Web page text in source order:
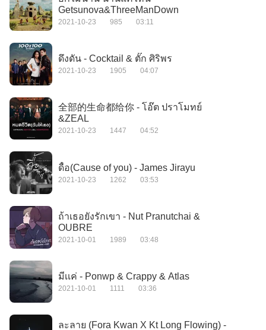
Getsunova&ThreeManDown
2021-10-23 985 03:11
ดึงดัน - Cocktail & ตั๊ก ศิริพร
2021-10-23 1905 04:07
全部的生命都给你 - โอ๊ต ปราโมทย์
&ZEAL
2021-10-23 1447 04:52
ดื้อ(Cause of you) - James Jirayu
2021-10-23 1262 03:53
ถ้าเธอยังรักเขา - Nut Pranutchai &
OUBRE
2021-10-01 1989 03:48
มีเเค่ - Ponwp & Crappy & Atlas
2021-10-01 1111 03:36
ละลาย (Fora Kwan X Kt Long Flowing) -